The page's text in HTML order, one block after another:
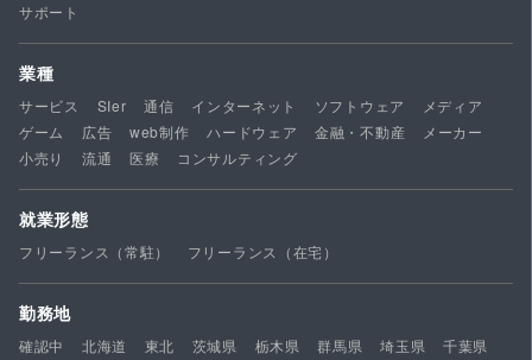
サポート
業種
サービス SIer 通信 インターネット ソフトウェア
メディア
ゲーム
広告 web制作 ハードウェア 金融・不動産
メーカー
小売り
流通 医療 コンサルティング
就業形態
フリーランス（常駐） フリーランス（在宅）
勤務地
確認中 北海道 東北 茨城県 栃木県 群馬県 埼玉県
千葉県